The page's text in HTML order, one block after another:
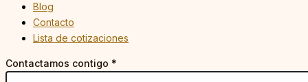
Blog
Contacto
Lista de cotizaciones
Contactamos contigo *